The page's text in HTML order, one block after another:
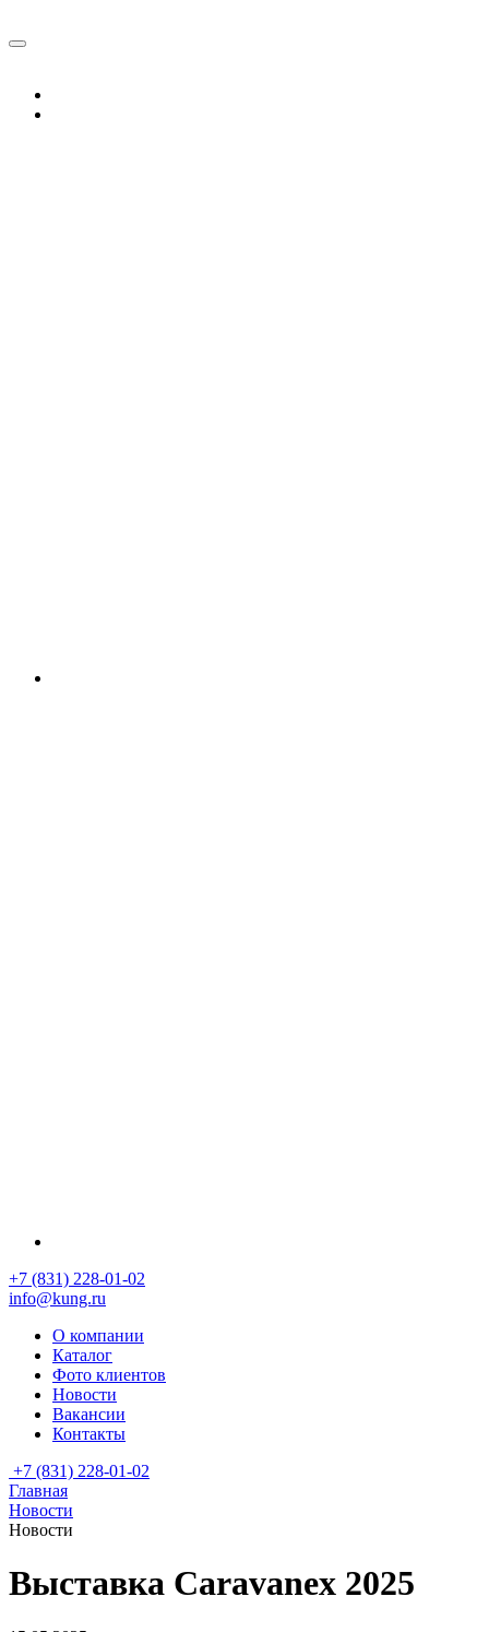
+7 (831) 228-01-02
info@kung.ru
О компании
Каталог
Фото клиентов
Новости
Вакансии
Контакты
+7 (831) 228-01-02
Главная
Новости
Новости
Выставка Caravanex 2025